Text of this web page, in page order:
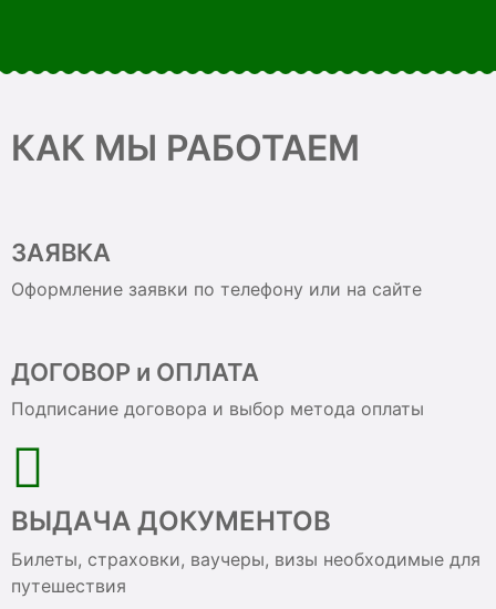
КАК МЫ РАБОТАЕМ
ЗАЯВКА
Оформление заявки по телефону или на сайте
ДОГОВОР и ОПЛАТА
Подписание договора и выбор метода оплаты
ВЫДАЧА ДОКУМЕНТОВ
Билеты, страховки, ваучеры, визы необходимые для
путешествия